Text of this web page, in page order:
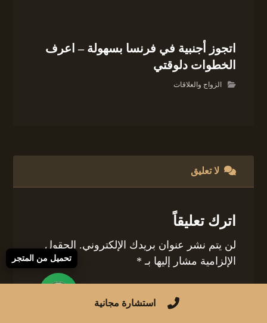
اتجوز أجنبية في فرنسا بسهولة – اعرف
الخطوات دلوقتي
الزواج والعلاقات
لا تعليق
اترك تعليقاً
لن يتم نشر عنوان بريدك الإلكتروني. الحقول
الإلزامية مشار إليها بـ *
استشارة مجانية
تحميل من المتجر